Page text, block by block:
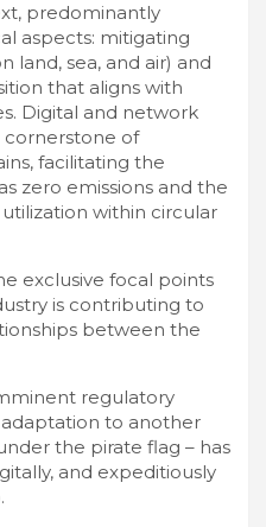
predominantly
aspects: mitigating
land, sea, and air) and
that aligns with
Digital and network
cornerstone of
facilitating the
zero emissions and the
within circular
exclusive focal points
is contributing to
between the
regulatory
to another
the pirate flag – has
and expeditiously